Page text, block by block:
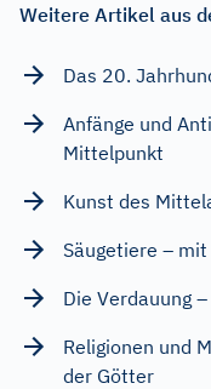
Weitere Artikel aus
Das 20.
Anfänge und
Mittelpunkt
Kunst des
Säugetiere –
Die Verdauung
Religionen und
der Götter